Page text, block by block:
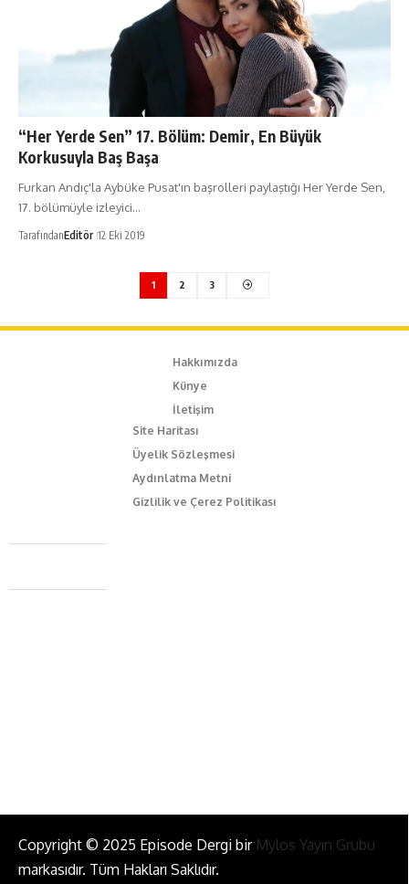
“Her Yerde Sen” 17. Bölüm: Demir, En Büyük
Korkusuyla Baş Başa
Furkan Andıç'la Aybüke Pusat'ın başrolleri paylaştığı Her Yerde Sen,
17. bölümüyle izleyici…
TarafındanEditör 12 Eki 2019
1 2 3
Hakkımızda
Künye
İletişim
Site Haritası
Üyelik Sözleşmesi
Aydınlatma Metni
Gizlilik ve Çerez Politikası
Caferağa Mah. Dr. Şakir Paşa Sok. No3/A Kadıköy İstanbul
+90 543 345 46 00
Copyright © 2025 Episode Dergi bir Mylos Yayın Grubu
markasıdır. Tüm Hakları Saklıdır.